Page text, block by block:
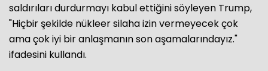
saldırıları durdurmayı kabul ettiğini söyleyen Trump,
"Hiçbir şekilde nükleer silaha izin vermeyecek çok
ama çok iyi bir anlaşmanın son aşamalarındayız."
ifadesini kullandı.